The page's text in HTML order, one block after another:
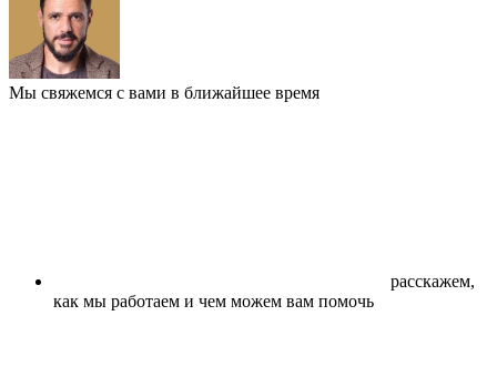
Мы свяжемся с вами в ближайшее время
расскажем,
как мы работаем и чем можем вам помочь